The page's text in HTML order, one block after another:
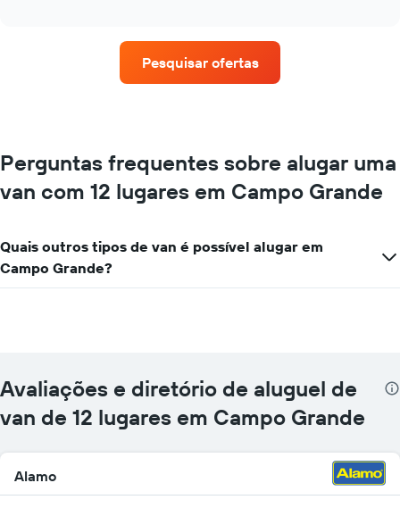
localizações
O
eixo
X
exibindo
O
gráfico
tem
Y
exibindo
Pesquisar ofertas
Perguntas frequentes sobre alugar uma
van com 12 lugares em Campo Grande
Quais outros tipos de van é possível alugar em
Campo Grande?
Avaliações e diretório de aluguel de
van de 12 lugares em Campo Grande
Alamo